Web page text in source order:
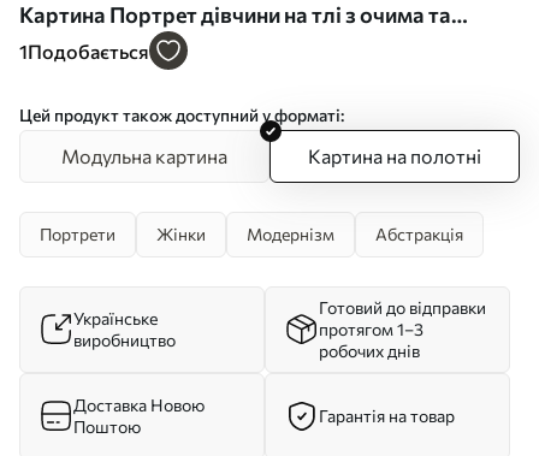
Картина Портрет дівчини на тлі з очима та
абстрактними мазками Арт. s45623
1Подобається
Цей продукт також доступний у форматі:
Модульна картина Картина на полотні
Портрети Жінки Модернізм Абстракція
Українське
виробництво
Готовий до відправки
протягом 1–3
робочих днів
Доставка Новою
Поштою
Гарантія на товар